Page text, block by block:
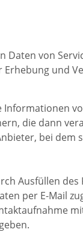
Daten von
Erhebung und
Informationen
die dann
bei dem
Ausfüllen
per E-Mail